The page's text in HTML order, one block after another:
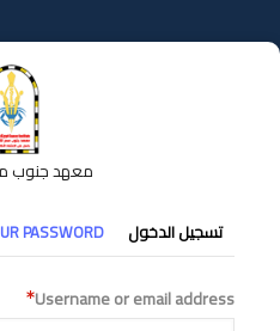
إلى
المحتوى
معهد جنوب
التبويبات
الأساسية
تسجيل الدخول PASSWORD
Username or email address